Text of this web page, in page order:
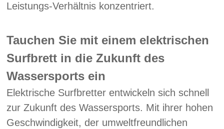
Leistungs-Verhältnis konzentriert.
Tauchen Sie mit einem elektrischen
Surfbrett in die Zukunft des
Wassersports ein
Elektrische Surfbretter entwickeln sich schnell
zur Zukunft des Wassersports. Mit ihrer hohen
Geschwindigkeit, der umweltfreundlichen